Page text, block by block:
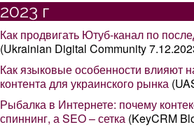
2023 г
Как продвигать Ютуб-канал по
(Ukrainian Digital Community
Как языковые особенности влияют
контента для украинского рынка
Рыбалка в Интернете: почему
спиннинг, а SEO – сетка (KeyCRM